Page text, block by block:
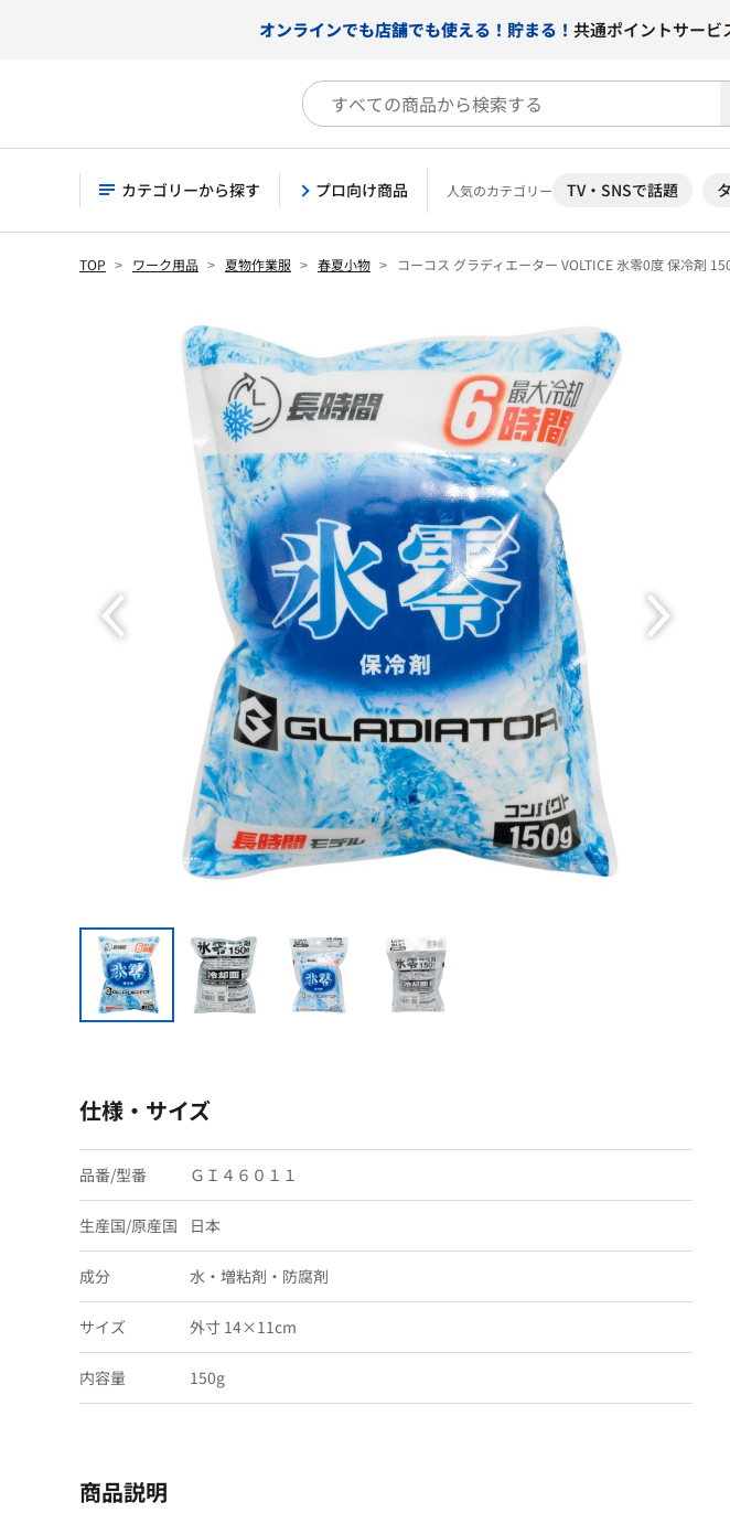
オンラインでも店舗でも使える！貯まる！ 共通ポイントサービ
カテゴリーから探す プロ向け商品 人気のカテゴリー TV・SNSで話題
TOP ワーク用品 夏物作業服 春夏小物 コーコス グラディエーター VOLTICE 氷零0度 保冷剤
仕様・サイズ
品番/型番 ＧＩ４６０１１
生産国/原産国 日本
成分 水・増粘剤・防腐剤
サイズ 外寸 14×11cm
内容量 150g
商品説明